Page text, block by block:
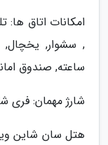
امکانات اتاق ها:
ساعته, صندوق
شارژ مهمان: فری
هتل سان شاین